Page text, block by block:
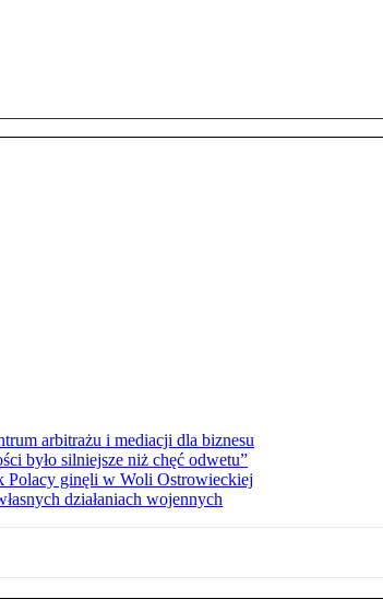
arbitrażu i mediacji dla biznesu
było silniejsze niż chęć odwetu”
Polacy ginęli w Woli Ostrowieckiej
działaniach wojennych